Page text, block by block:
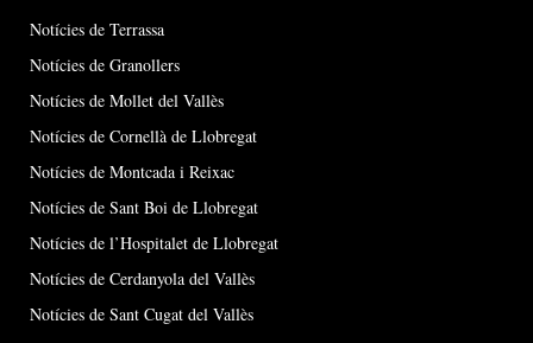
Notícies de Terrassa
Notícies de Granollers
Notícies de Mollet del Vallès
Notícies de Cornellà de Llobregat
Notícies de Montcada i Reixac
Notícies de Sant Boi de Llobregat
Notícies de l’Hospitalet de Llobregat
Notícies de Cerdanyola del Vallès
Notícies de Sant Cugat del Vallès